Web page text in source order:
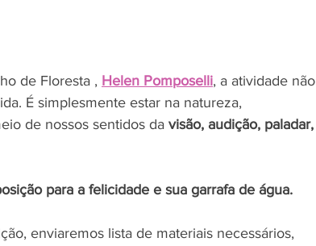
de Floresta , Helen Pomposelli, a atividade não
É simplesmente estar na natureza,
de nossos sentidos da visão, audição, paladar,
para a felicidade e sua garrafa de água.
enviaremos lista de materiais necessários,